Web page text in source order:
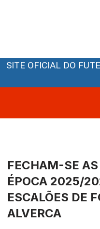
conteúdo
SITE OFICIAL DO
FECHAM-SE
ÉPOCA 2025/
ESCALÕES DE
ALVERCA